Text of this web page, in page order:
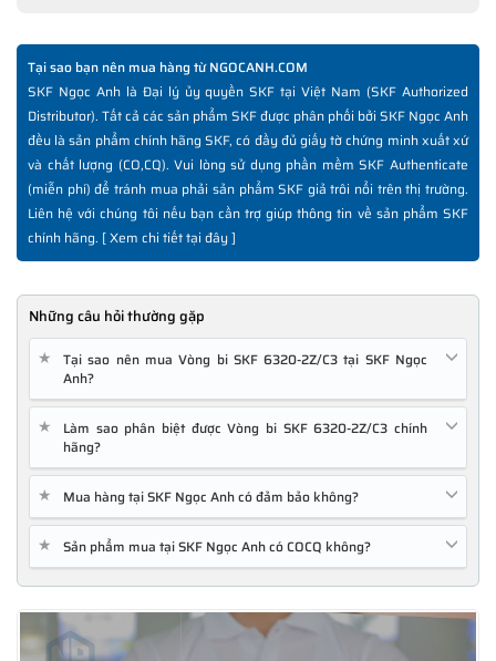
Tại sao bạn nên mua hàng từ NGOCANH.COM
SKF Ngọc Anh là Đại lý ủy quyền SKF tại Việt Nam (SKF Authorized
Distributor). Tất cả các sản phẩm SKF được phân phối bởi SKF Ngọc Anh
đều là sản phẩm chính hãng SKF, có đầy đủ giấy tờ chứng minh xuất xứ
và chất lượng (CO,CQ). Vui lòng sử dụng phần mềm SKF Authenticate
(miễn phí) để tránh mua phải sản phẩm SKF giả trôi nổi trên thị trường.
Liên hệ với chúng tôi nếu bạn cần trợ giúp thông tin về sản phẩm SKF
chính hãng. [Xem chi tiết tại đây]
Những câu hỏi thường gặp
★
Tại sao nên mua Vòng bi SKF 6320-2Z/C3 tại SKF Ngọc
Anh?
★
Làm sao phân biệt được Vòng bi SKF 6320-2Z/C3 chính
hãng?
★ Mua hàng tại SKF Ngọc Anh có đảm bảo không?
★ Sản phẩm mua tại SKF Ngọc Anh có COCQ không?